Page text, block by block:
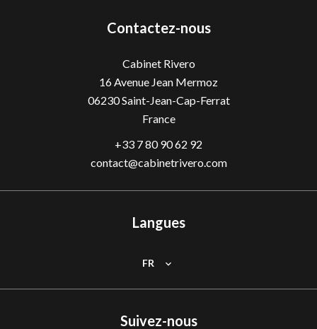
Contactez-nous
Cabinet Rivero
16 Avenue Jean Mermoz
06230Saint-Jean-Cap-Ferrat
France
+33 7 80 90 62 92
contact@cabinetrivero.com
Langues
FR
Suivez-nous